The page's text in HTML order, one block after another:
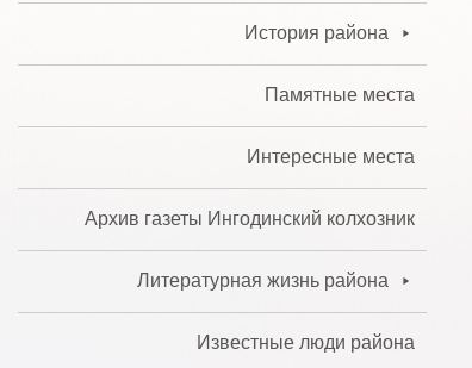
История района
Памятные места
Интересные места
Архив газеты Ингодинский колхозник
Литературная жизнь района
Известные люди района